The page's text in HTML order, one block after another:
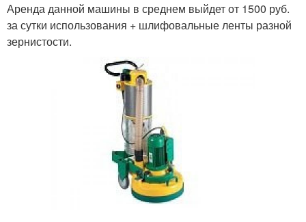
Аренда данной машины в среднем выйдет от 1500 руб.
за сутки использования + шлифовальные ленты разной
зернистости.